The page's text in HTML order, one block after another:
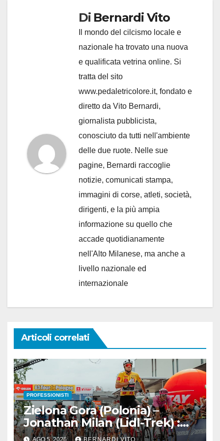
Di Bernardi Vito
Il mondo del cilcismo locale e
nazionale ha trovato una nuova
e qualificata vetrina online. Si
tratta del sito
www.pedaletricolore.it, fondato e
diretto da Vito Bernardi,
giornalista pubblicista,
conosciuto da tutti nell'ambiente
delle due ruote. Nelle sue
pagine, Bernardi raccoglie
notizie, comunicati stampa,
immagini di corse, atleti, società,
dirigenti, e la più ampia
informazione su quello che
accade quotidianamente
nell'Alto Milanese, ma anche a
livello nazionale ed
internazionale
Articoli correlati
PROFESSIONISTI
Zielona Gora (Polonia) –
Jonathan Milan (Lidl-Trek) :
Vince la terza tappa di
AGO 5, 2026 BERNARDI VITO